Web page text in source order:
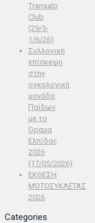
Transalp
Club
(29/5-
1/6/26)
Συλλογική
επίσκεψη
στην
ογκολογική
μονάδα
Παίδων
με το
Όραμα
Ελπίδας
2026
(17/05/2026)
ΕΚΘΕΣΗ
ΜΟΤΟΣΥΚΛΕΤΑΣ
2026
Categories